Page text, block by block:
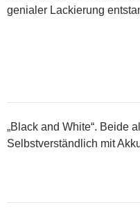
genialer Lackierung
„Black and White“. Beide
Selbstverständlich mit